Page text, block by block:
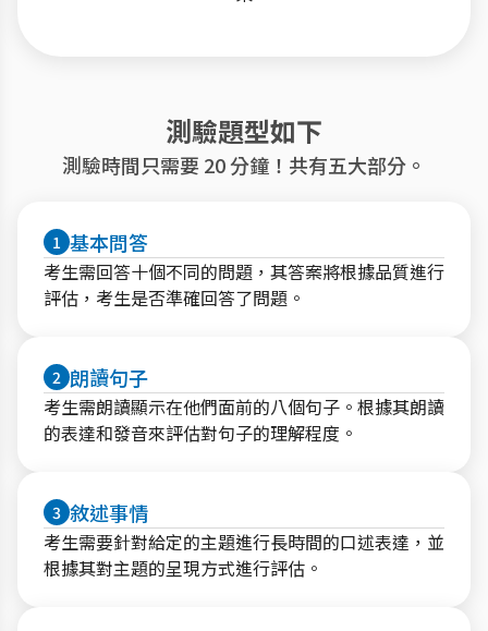
測驗題型如下
測驗時間只需要 20 分鐘！共有五大部分。
1 基本問答
考生需回答十個不同的問題，其答案將根據品質進行
評估，考生是否準確回答了問題。
2 朗讀句子
考生需朗讀顯示在他們面前的八個句子。根據其朗讀
的表達和發音來評估對句子的理解程度。
3 敘述事情
考生需要針對給定的主題進行長時間的口述表達，並
根據其對主題的呈現方式進行評估。